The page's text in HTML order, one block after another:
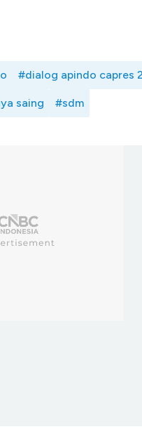
#dialog apindo capres
saing #sdm